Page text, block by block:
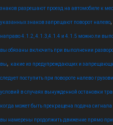
знаков разрешают проезд на автомобиле к
указанных знаков запрещают поворот налево,
направо 4.1.2, 4.1.3,4.1.4 и 4.1.5 можно ли
вы обязаны включить при выполнении
вы, какие из предупреждающих и
следует поступить при повороте налево
условий в случаях вынужденной остановки
когда может быть прекращена подача сигнала
вы намерены продолжить движение прямо